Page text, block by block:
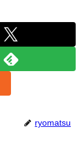
ryomatsu